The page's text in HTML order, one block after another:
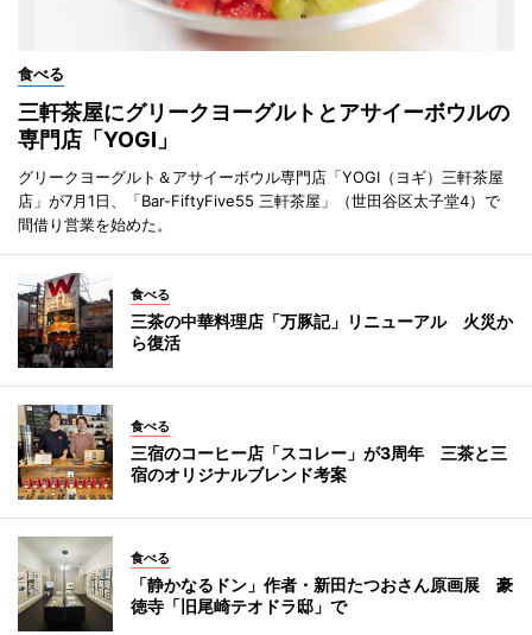
食べる
三軒茶屋にグリークヨーグルトとアサイーボウルの
専門店「YOGI」
グリークヨーグルト＆アサイーボウル専門店「YOGI（ヨギ）三軒茶屋
店」が7月1日、「Bar-FiftyFive55 三軒茶屋」（世田谷区太子堂4）で
間借り営業を始めた。
食べる
三茶の中華料理店「万豚記」リニューアル 火災か
ら復活
食べる
三宿のコーヒー店「スコレー」が3周年 三茶と三
宿のオリジナルブレンド考案
食べる
「静かなるドン」作者・新田たつおさん原画展 豪
徳寺「旧尾崎テオドラ邸」で